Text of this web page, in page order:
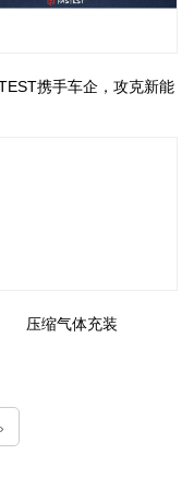
携手车企，攻克新能
压缩气体充装